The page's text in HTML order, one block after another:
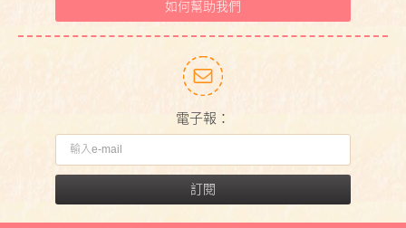
如何幫助我們
電子報：
訂閱